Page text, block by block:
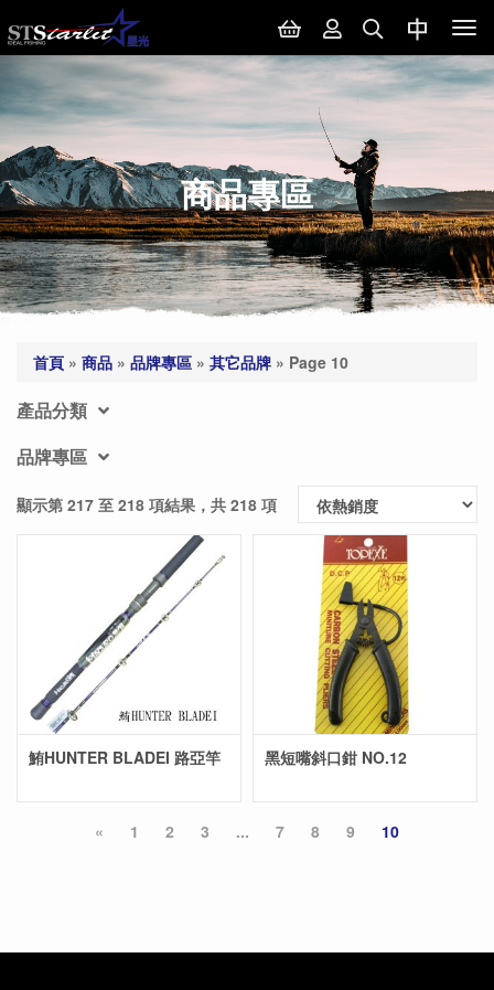
商品專區
首頁 » 商品 » 品牌專區 » 其它品牌 » Page 10
產品分類
品牌專區
顯示第 217 至 218 項結果，共 218 項
鮪HUNTER BLADEI 路亞竿 黑短嘴斜口鉗 NO.12
« 1 2 3 ... 7 8 9 10